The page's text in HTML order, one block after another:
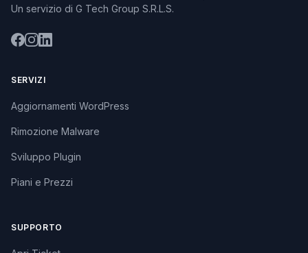
Un servizio di G Tech Group S.R.L.S.
SERVIZI
Aggiornamenti WordPress
Rimozione Malware
Sviluppo Plugin
Piani e Prezzi
SUPPORTO